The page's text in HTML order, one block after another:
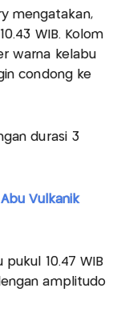
mengatakan,
WIB. Kolom
warna kelabu
condong ke
durasi 3
Vulkanik
10.47 WIB
amplitudo